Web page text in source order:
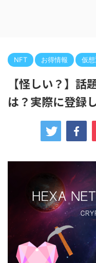
NFT お得情報 仮
【怪しい？】
は？実際に登録